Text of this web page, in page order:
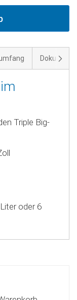
Triple Big-
oder 6